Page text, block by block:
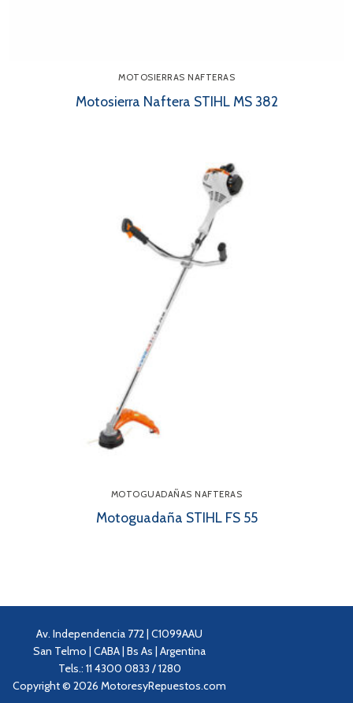
MOTOSIERRAS NAFTERAS
Motosierra Naftera STIHL MS 382
MOTOGUADAÑAS NAFTERAS
Motoguadaña STIHL FS 55
Av. Independencia 772 | C1099AAU
San Telmo | CABA | Bs As | Argentina
Tels.: 11 4300 0833 / 1280
Copyright © 2026 MotoresyRepuestos.com